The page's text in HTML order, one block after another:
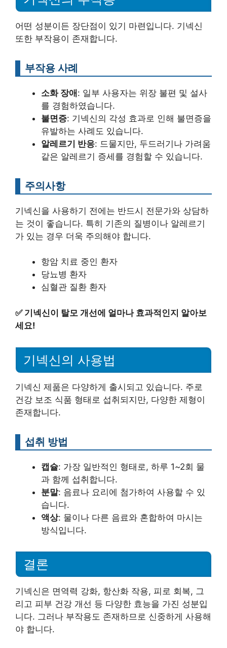
어떤 성분이든 장단점이 있기 마련입니다. 기넥신
또한 부작용이 존재합니다.
부작용 사례
소화 장애: 일부 사용자는 위장 불편 및 설사
를 경험하였습니다.
불면증: 기넥신의 각성 효과로 인해 불면증을
유발하는 사례도 있습니다.
알레르기 반응: 드물지만, 두드러기나 가려움
같은 알레르기 증세를 경험할 수 있습니다.
주의사항
기넥신을 사용하기 전에는 반드시 전문가와 상담하
는 것이 좋습니다. 특히 기존의 질병이나 알레르기
가 있는 경우 더욱 주의해야 합니다.
항암 치료 중인 환자
당뇨병 환자
심혈관 질환 환자
✅ 기넥신이 탈모 개선에 얼마나 효과적인지 알아보
세요!
기넥신의 사용법
기넥신 제품은 다양하게 출시되고 있습니다. 주로
건강 보조 식품 형태로 섭취되지만, 다양한 제형이
존재합니다.
섭취 방법
캡슐: 가장 일반적인 형태로, 하루 1~2회 물
과 함께 섭취합니다.
분말: 음료나 요리에 첨가하여 사용할 수 있
습니다.
액상: 물이나 다른 음료와 혼합하여 마시는
방식입니다.
결론
기넥신은 면역력 강화, 항산화 작용, 피로 회복, 그
리고 피부 건강 개선 등 다양한 효능을 가진 성분입
니다. 그러나 부작용도 존재하므로 신중하게 사용해
야 합니다.